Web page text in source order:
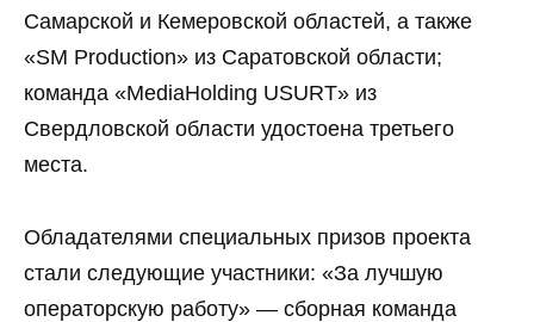
Самарской и Кемеровской областей, а также
«SM Production» из Саратовской области;
команда «MediaHolding USURT» из
Свердловской области удостоена третьего
места.
Обладателями специальных призов проекта
стали следующие участники: «За лучшую
операторскую работу» — сборная команда